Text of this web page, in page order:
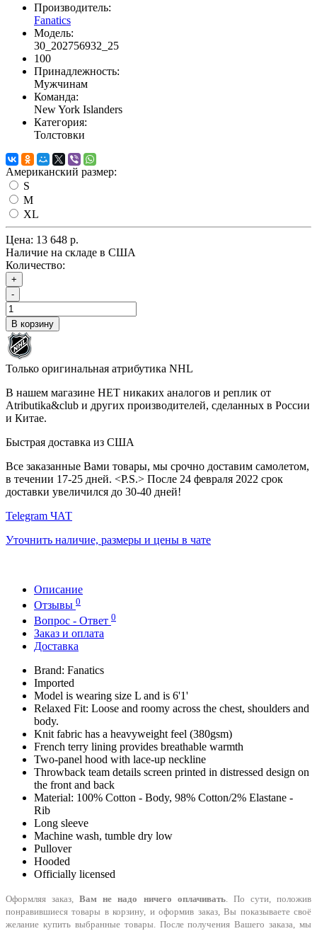
Производитель:
Fanatics
Модель:
30_202756932_25
100
Принадлежность:
Мужчинам
Команда:
New York Islanders
Категория:
Толстовки
Американский размер:
S
M
XL
Цена: 13 648 р.
Наличие на складе в США
Количество:
+
-
В корзину
Только оригинальная атрибутика NHL
В нашем магазине НЕТ никаких аналогов и реплик от
Atributika&club и других производителей, сделанных в России
и Китае.
Быстрая доставка из США
Все заказанные Вами товары, мы срочно доставим самолетом,
в течении 17-25 дней. <P.S.> После 24 февраля 2022 срок
доставки увеличился до 30-40 дней!
Telegram ЧАТ
Уточнить наличие, размеры и цены в чате
Описание
Отзывы 0
Вопрос - Ответ 0
Заказ и оплата
Доставка
Brand: Fanatics
Imported
Model is wearing size L and is 6'1'
Relaxed Fit: Loose and roomy across the chest, shoulders and
body.
Knit fabric has a heavyweight feel (380gsm)
French terry lining provides breathable warmth
Two-panel hood with lace-up neckline
Throwback team details screen printed in distressed design on
the front and back
Material: 100% Cotton - Body, 98% Cotton/2% Elastane -
Rib
Long sleeve
Machine wash, tumble dry low
Pullover
Hooded
Officially licensed
Оформляя заказ,Вам не надо ничего оплачивать. По сути, положив
понравившиеся товары в корзину, и оформив заказ, Вы показываете своё
желание купить выбранные товары. После получения Вашего заказа, мы